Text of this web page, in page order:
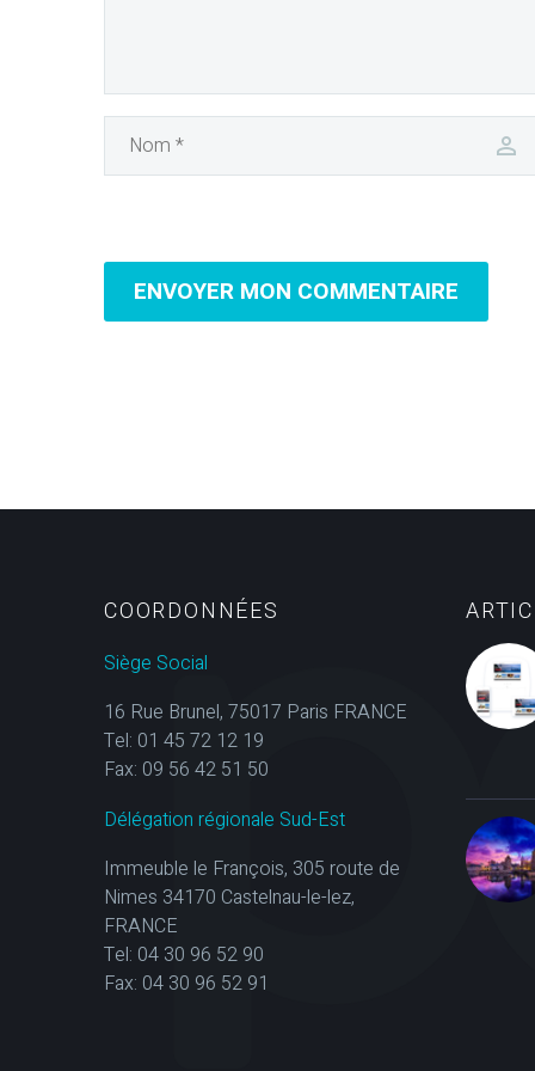
ENVOYER MON COMMENTAIRE
COORDONNÉES
Siège Social
16 Rue Brunel, 75017 Paris FRANCE
Tel: 01 45 72 12 19
Fax: 09 56 42 51 50
Délégation régionale Sud-Est
Immeuble le François, 305 route de
Nimes 34170 Castelnau-le-lez,
FRANCE
Tel: 04 30 96 52 90
Fax: 04 30 96 52 91